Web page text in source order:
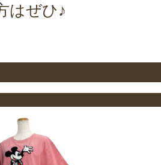
はぜひ♪